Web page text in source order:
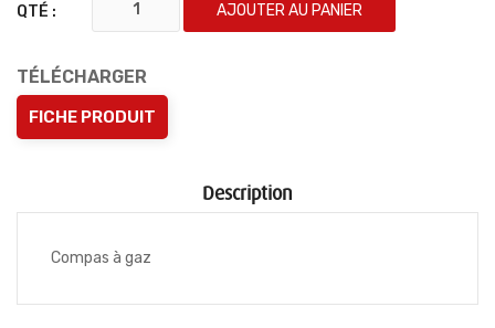
QTÉ : AJOUTER AU PANIER
TÉLÉCHARGER
FICHE PRODUIT
Description
Compas à gaz